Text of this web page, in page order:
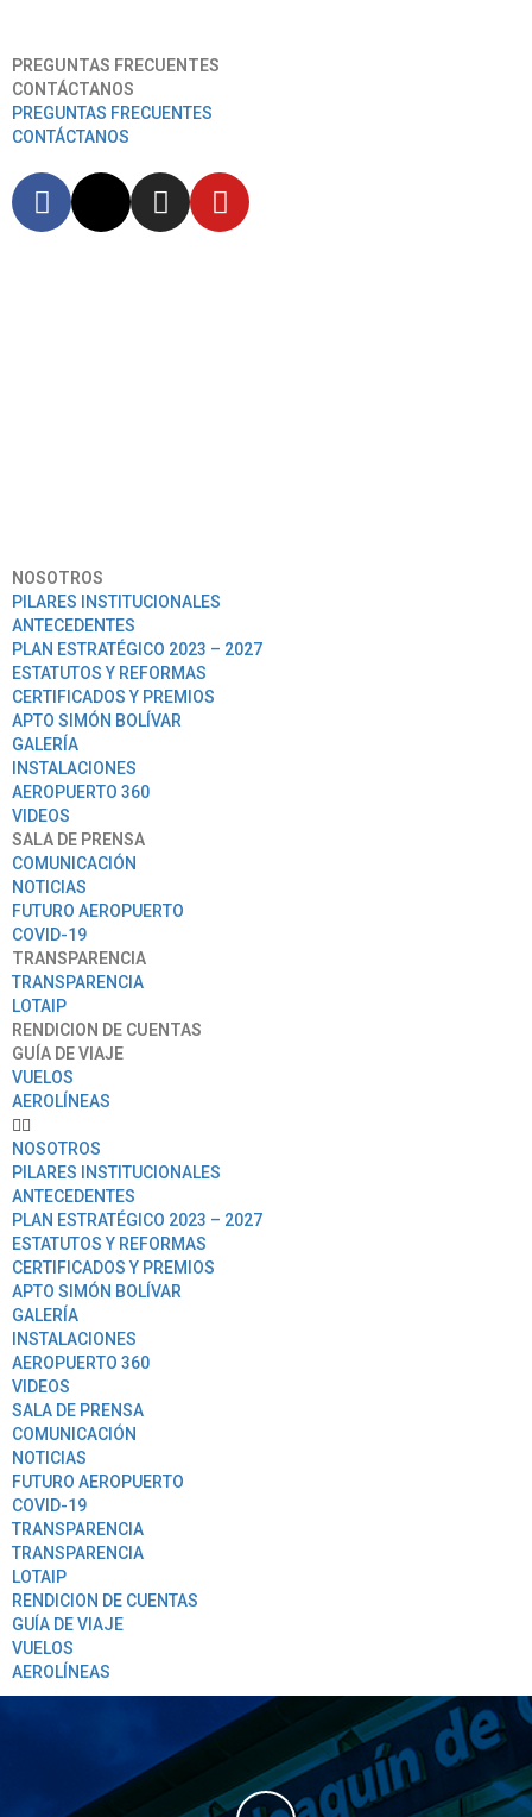
PREGUNTAS FRECUENTES
CONTÁCTANOS
PREGUNTAS FRECUENTES
CONTÁCTANOS
NOSOTROS
PILARES INSTITUCIONALES
ANTECEDENTES
PLAN ESTRATÉGICO 2023 – 2027
ESTATUTOS Y REFORMAS
CERTIFICADOS Y PREMIOS
APTO SIMÓN BOLÍVAR
GALERÍA
INSTALACIONES
AEROPUERTO 360
VIDEOS
SALA DE PRENSA
COMUNICACIÓN
NOTICIAS
FUTURO AEROPUERTO
COVID-19
TRANSPARENCIA
TRANSPARENCIA
LOTAIP
RENDICION DE CUENTAS
GUÍA DE VIAJE
VUELOS
AEROLÍNEAS
NOSOTROS
PILARES INSTITUCIONALES
ANTECEDENTES
PLAN ESTRATÉGICO 2023 – 2027
ESTATUTOS Y REFORMAS
CERTIFICADOS Y PREMIOS
APTO SIMÓN BOLÍVAR
GALERÍA
INSTALACIONES
AEROPUERTO 360
VIDEOS
SALA DE PRENSA
COMUNICACIÓN
NOTICIAS
FUTURO AEROPUERTO
COVID-19
TRANSPARENCIA
TRANSPARENCIA
LOTAIP
RENDICION DE CUENTAS
GUÍA DE VIAJE
VUELOS
AEROLÍNEAS